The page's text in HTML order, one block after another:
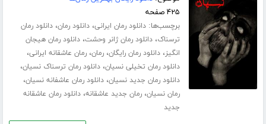
۴۲۵ صفحه
برچسب‌ها:دانلود رمان ایرانی،دانلود رمان،دانلود رمان
ترسناک،دانلود رمان ژانر وحشت،دانلود رمان هیجان
انگیز،دانلود رمان رایگان،رمان،رمان عاشقانه ایرانی،
دانلود رمان تخیلی نسیان،دانلود رمان ترسناک نسیان،
دانلود رمان جدید نسیان،دانلود رمان عاشفانه نسیان،
رمان نسیان،رمان جدید عاشقانه،دانلود رمان عاشقانه
جدید